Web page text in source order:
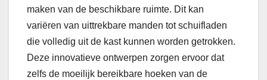
maken van de beschikbare ruimte. Dit kan
variëren van uittrekbare manden tot schuifladen
die volledig uit de kast kunnen worden getrokken.
Deze innovatieve ontwerpen zorgen ervoor dat
zelfs de moeilijk bereikbare hoeken van de